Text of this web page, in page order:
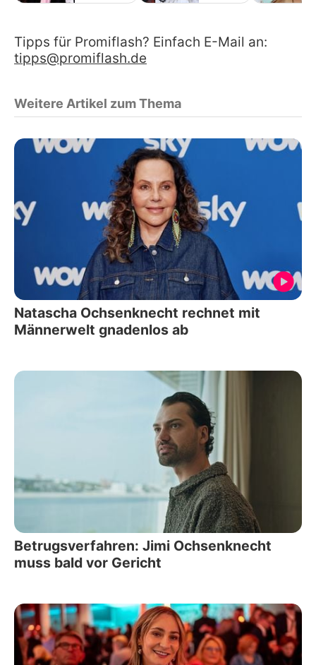
Tipps für Promiflash? Einfach E-Mail an:
tipps@promiflash.de
Weitere Artikel zum Thema
Natascha Ochsenknecht rechnet mit
Männerwelt gnadenlos ab
Betrugsverfahren: Jimi Ochsenknecht
muss bald vor Gericht